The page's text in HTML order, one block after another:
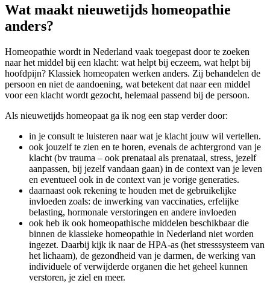
Wat maakt nieuwetijds homeopathie
anders?
Homeopathie wordt in Nederland vaak toegepast door te zoeken
naar het middel bij een klacht: wat helpt bij eczeem, wat helpt bij
hoofdpijn? Klassiek homeopaten werken anders. Zij behandelen de
persoon en niet de aandoening, wat betekent dat naar een middel
voor een klacht wordt gezocht, helemaal passend bij de persoon.
Als nieuwetijds homeopaat ga ik nog een stap verder door:
in je consult te luisteren naar wat je klacht jouw wil vertellen.
ook jouzelf te zien en te horen, evenals de achtergrond van je
klacht (bv trauma – ook prenataal als prenataal, stress, jezelf
aanpassen, bij jezelf vandaan gaan) in de context van je leven
en eventueel ook in de context van je vorige generaties.
daarnaast ook rekening te houden met de gebruikelijke
invloeden zoals: de inwerking van vaccinaties, erfelijke
belasting, hormonale verstoringen en andere invloeden
ook heb ik ook homeopathische middelen beschikbaar die
binnen de klassieke homeopathie in Nederland niet worden
ingezet. Daarbij kijk ik naar de HPA-as (het stresssysteem van
het lichaam), de gezondheid van je darmen, de werking van
individuele of verwijderde organen die het geheel kunnen
verstoren, je ziel en meer.